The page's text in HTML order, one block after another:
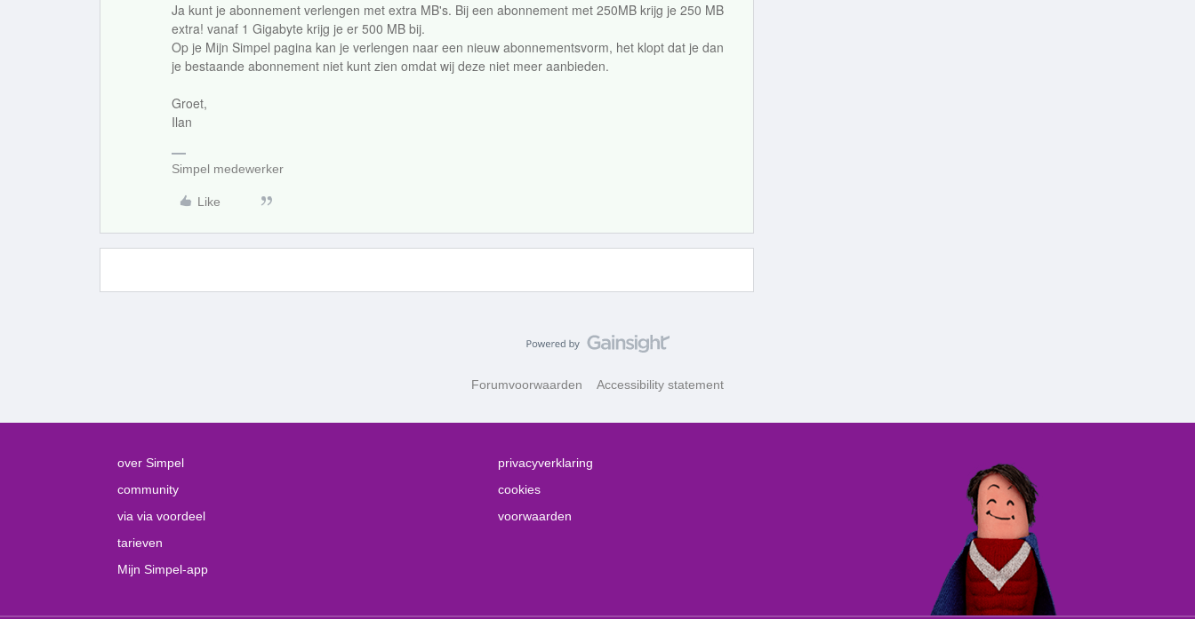
Ja kunt je abonnement verlengen met extra MB's. Bij een abonnement met 250MB krijg je 250 MB
extra! vanaf 1 Gigabyte krijg je er 500 MB bij.
Op je Mijn Simpel pagina kan je verlengen naar een nieuw abonnementsvorm, het klopt dat je dan
je bestaande abonnement niet kunt zien omdat wij deze niet meer aanbieden.
Groet,
Ilan
Simpel medewerker
Like
Forumvoorwaarden Accessibility statement
over Simpel
community
via via voordeel
tarieven
Mijn Simpel-app
privacyverklaring
cookies
voorwaarden